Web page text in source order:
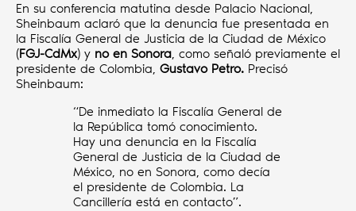
En su conferencia matutina desde Palacio Nacional,
Sheinbaum aclaró que la denuncia fue presentada en
la Fiscalía General de Justicia de la Ciudad de México
(FGJ-CdMx) y no en Sonora, como señaló previamente el
presidente de Colombia, Gustavo Petro. Precisó
Sheinbaum:
“De inmediato la Fiscalía General de
la República tomó conocimiento.
Hay una denuncia en la Fiscalía
General de Justicia de la Ciudad de
México, no en Sonora, como decía
el presidente de Colombia. La
Cancillería está en contacto”.